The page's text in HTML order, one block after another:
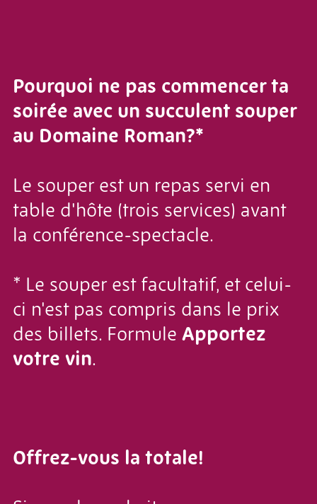
Pourquoi ne pas commencer ta
soirée avec un succulent souper
au Domaine Roman?*
Le souper est un repas servi en
table d'hôte (trois services) avant
la conférence-spectacle.
* Le souper est facultatif, et celui-
ci n'est pas compris dans le prix
des billets. Formule Apportez
votre vin.
Offrez-vous la totale!